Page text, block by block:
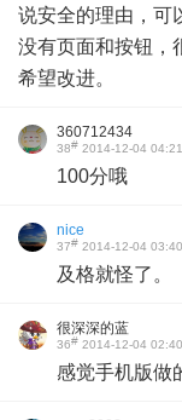
说安全的理由，可
没有页面和按钮，
希望改进。
360712434
38# 2014-12-04 04:21
100分哦
nice
37# 2014-12-04 03:40
及格就怪了。
很深深的蓝
36# 2014-12-04 02:40
感觉手机版做